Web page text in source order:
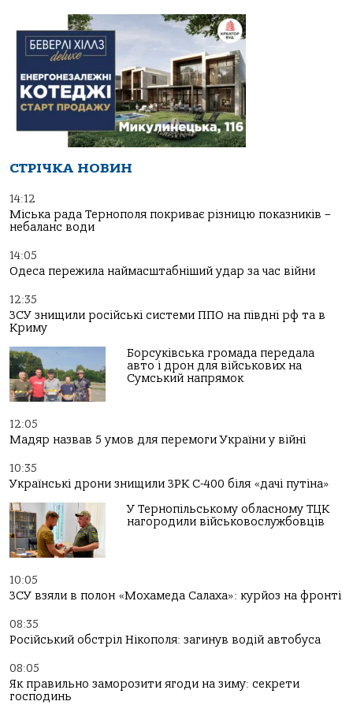
СТРІЧКА НОВИН
14:12
Міська рада Тернополя покриває різницю показників –
небаланс води
14:05
Одеса пережила наймасштабніший удар за час війни
12:35
ЗСУ знищили російські системи ППО на півдні рф та в
Криму
Борсуківська громада передала
авто і дрон для військових на
Сумський напрямок
12:05
Мадяр назвав 5 умов для перемоги України у війні
10:35
Українські дрони знищили ЗРК С-400 біля «дачі путіна»
У Тернопільському обласному ТЦК
нагородили військовослужбовців
10:05
ЗСУ взяли в полон «Мохамеда Салаха»: курйоз на фронті
08:35
Російський обстріл Нікополя: загинув водій автобуса
08:05
Як правильно заморозити ягоди на зиму: секрети
господинь